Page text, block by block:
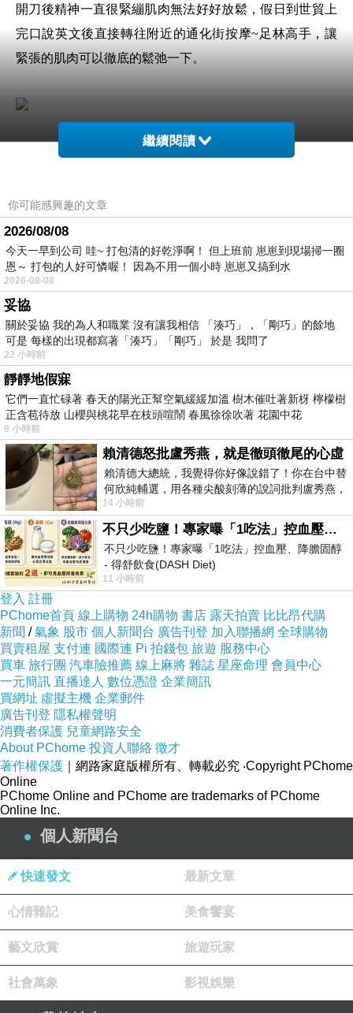
開刀後精神一直很緊繃肌肉無法好好放鬆，假日到世貿上
完口說英文後直接轉往附近的通化街按摩~足林高手 ，讓
緊張的肌肉可以徹底的鬆弛一下。
足林高手的價目表就擺在門口非常顯眼有公定的價位，不
人覺得很安全，這對女生來說很重要，雖然都已是天聽之
年獨自進門還是會怕咩XD。
當天的體驗是腳底按摩40分+身體按摩30分$800
入館後工作人員會協助引導 換輕鬆的拖鞋，之後工作人員
會幫忙把鞋子放到鞋櫃裡。
空間很大一整棟樓都是按摩中心，門口有諾大的簽名牆，
繼續閱讀
你可能感興趣的文章
2026/08/08
今天一早到公司 哇~ 打包清的好乾淨啊！ 但上班前 崽崽到現場掃一圈
恩～ 打包的人好可憐喔！ 因為不用一個小時 崽崽又搞到水
2026-08-08
妥協
關於妥協 我的為人和職業 沒有讓我相信 「湊巧」，「剛巧」的餘地
可是 每樣的出現都寫著「湊巧」「剛巧」 於是 我問了
22 小時前
靜靜地假寐
它們一直忙碌著 春天的陽光正幫空氣緩緩加溫 樹木催吐著新枒 檸檬樹
正含苞待放 山櫻與桃花早在枝頭喧鬧 春風徐徐吹著 花園中花
9 小時前
賴清德怒批盧秀燕，就是徹頭徹尾的心虛
賴清德大總統，我覺得你好像說錯了！你在台中替
何欣純輔選，用各種尖酸刻薄的說詞批判盧秀燕，
罵她施政滿意度輸給陳其邁，甚至還說盧
14 小時前
不只少吃鹽！專家曝「1吃法」控血壓、降膽固醇 - 得舒飲食(DASH Diet)
不只少吃鹽！專家曝「1吃法」控血壓、降膽固醇
- 得舒飲食(DASH Diet)
https://www.facebook.com/dietitiansophia/posts/
11 小時前
登入 註冊
PChome首頁 線上購物 24h購物 書店 露天拍賣 比比昂代購
新聞 /氣象 股市 個人新聞台 廣告刊登 加入聯播網 全球購物
買賣租屋 支付連 國際連 Pi 拍錢包 旅遊 服務中心
買車 旅行團 汽車險推薦 線上麻將 雜誌 星座命理 會員中心
一元簡訊 直播達人 數位憑證 企業簡訊
買網址 虛擬主機 企業郵件
廣告刊登 隱私權聲明
消費者保護 兒童網路安全
About PChome 投資人聯絡 徵才
著作權保護 ｜網路家庭版權所有、轉載必究 ‧Copyright PChome
Online
PChome Online and PChome are trademarks of PChome
Online Inc.
個人新聞台
快速發文 最新文章
心情雜記 美食饗宴
藝文欣賞 旅遊玩家
社會萬象 影視娛樂